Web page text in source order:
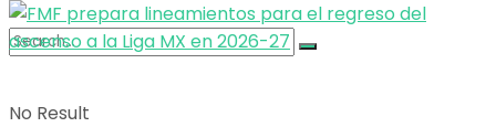
No Result